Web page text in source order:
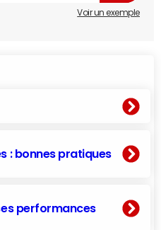
Voir un exemple
: bonnes pratiques
performances